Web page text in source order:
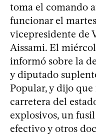
toma el comando
funcionar el
vicepresidente de
Aissami. El
informó sobre la
y diputado
Popular, y dijo
carretera del
explosivos, un
efectivo y otros